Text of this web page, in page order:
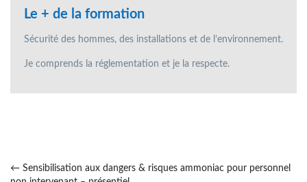
Le + de la formation
Sécurité des hommes, des installations et de l’environnement.
Je comprends la réglementation et je la respecte.
← Sensibilisation aux dangers & risques ammoniac pour personnel